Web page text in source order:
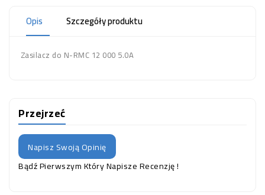
Opis Szczegóły produktu
Zasilacz do N-RMC 12 000 5.0A
Przejrzeć
Napisz Swoją Opinię
Bądź Pierwszym Który Napisze Recenzję !